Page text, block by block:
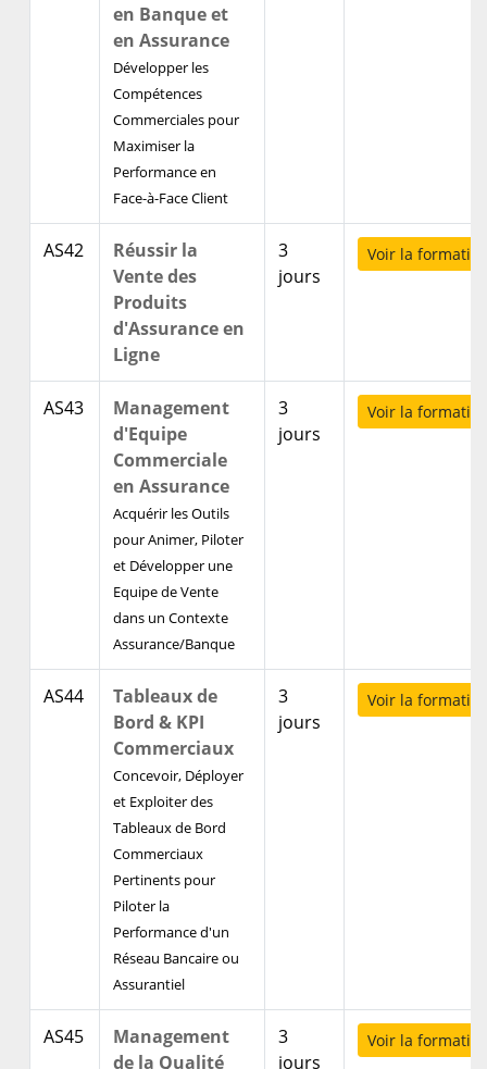
en Banque et
en Assurance
Développer les
Compétences
Commerciales pour
Maximiser la
Performance en
Face-à-Face Client
AS42
Réussir la
Vente des
Produits
d'Assurance en
Ligne
3
jours
Voir la
AS43
Management
d'Equipe
Commerciale
en Assurance
Acquérir les Outils
pour Animer, Piloter
et Développer une
Equipe de Vente
dans un Contexte
Assurance/Banque
3
jours
Voir la
AS44
Tableaux de
Bord & KPI
Commerciaux
Concevoir, Déployer
et Exploiter des
Tableaux de Bord
Commerciaux
Pertinents pour
Piloter la
Performance d'un
Réseau Bancaire ou
Assurantiel
3
jours
Voir la
AS45
Management
de la Qualité
3
jours
Voir la